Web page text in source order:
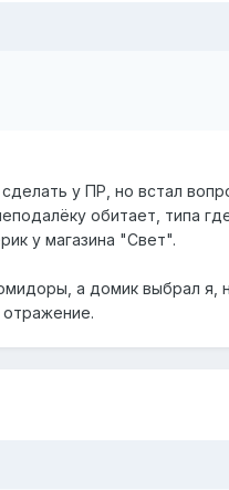
у ПР, но встал
обитает, типа
у магазина "Свет".
а домик выбрал